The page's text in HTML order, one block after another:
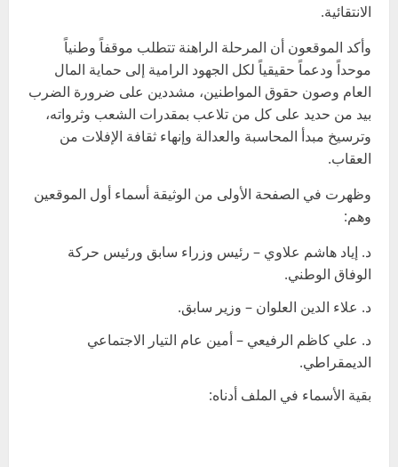
الانتقائية.
وأكد الموقعون أن المرحلة الراهنة تتطلب موقفاً وطنياً
موحداً ودعماً حقيقياً لكل الجهود الرامية إلى حماية المال
العام وصون حقوق المواطنين، مشددين على ضرورة الضرب
بيد من حديد على كل من تلاعب بمقدرات الشعب وثرواته،
وترسيخ مبدأ المحاسبة والعدالة وإنهاء ثقافة الإفلات من
العقاب.
وظهرت في الصفحة الأولى من الوثيقة أسماء أول الموقعين
وهم:
د. إياد هاشم علاوي – رئيس وزراء سابق ورئيس حركة
الوفاق الوطني.
د. علاء الدين العلوان – وزير سابق.
د. علي كاظم الرفيعي – أمين عام التيار الاجتماعي
الديمقراطي.
بقية الأسماء في الملف أدناه: